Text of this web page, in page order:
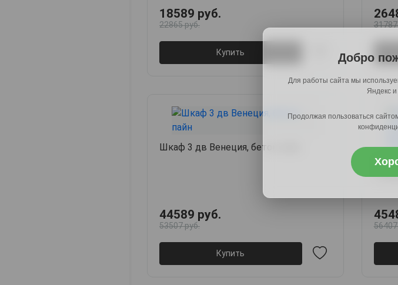
18589 руб.
22865 руб.
Купить
Шкаф 3 дв Венеция, бетон пайн
44589 руб.
53507 руб.
Купить
2
Добро
Для работы сайта мы
Яндекс
Продолжая пользоваться